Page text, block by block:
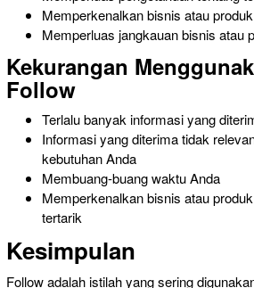
Memperkenalkan bisnis atau
Memperluas jangkauan bisnis atau
Kekurangan
Follow
Terlalu banyak informasi yang
Informasiyang diterima tidak
kebutuhanAnda
Membuang-buang waktu Anda
Memperkenalkanbisnis atau
tertarik
Kesimpulan
Follow adalah istilah yang sering